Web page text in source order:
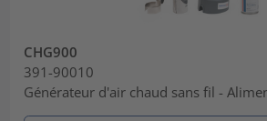
CHG900
391-90010
Générateur d'air chaud sans fil -